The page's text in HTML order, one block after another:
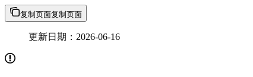
复制页面复制页面
更新日期：2026-06-16